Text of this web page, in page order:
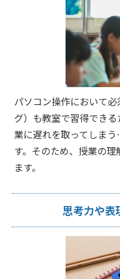
パソコン操作において
グ）も教室で習得でき
業に遅れを取ってしま
す。そのため、授業の
ます。
思考力や表